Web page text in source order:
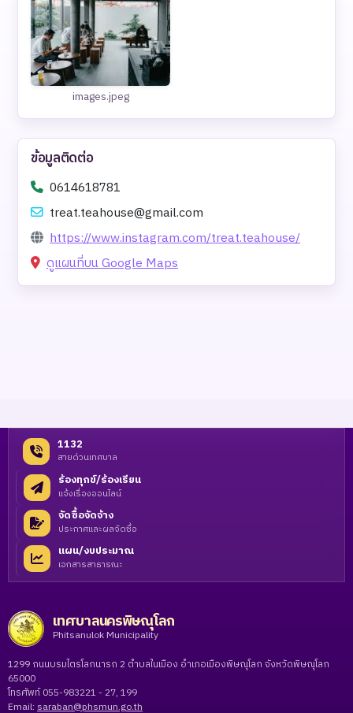
images.jpeg
ข้อมูลติดต่อ
0614618781
treat.teahouse@gmail.com
https://www.instagram.com/treat.teahouse/
ดูแผนที่บน Google Maps
1132
สายด่วนเทศบาล
ร้องทุกข์/ร้องเรียน
แจ้งเรื่องออนไลน์
จัดซื้อจัดจ้าง
ประกาศและผลจัดซื้อ
แผน/งบประมาณ
เอกสารสาธารณะ
เทศบาลนครพิษณุโลก
Phitsanulok Municipality
1299 ถนนบรมไตรโลกนารถ 2 ตำบลในเมือง อำเภอเมืองพิษณุโลก จังหวัดพิษณุโลก
65000
โทรศัพท์ 055-983221 - 27, 199
Email: saraban@phsmun.go.th